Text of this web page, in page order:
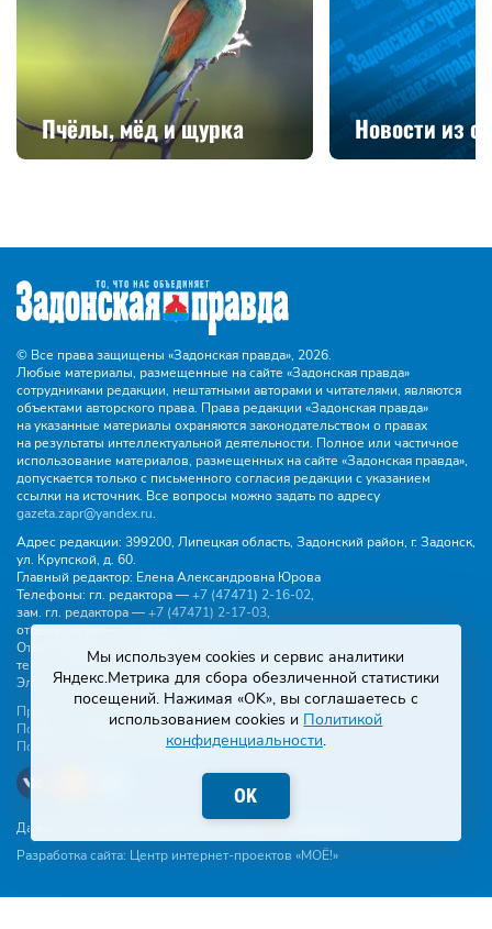
Пчёлы, мёд и щурка Новости из
© Все права защищены «Задонская правда», 2026.
Любые материалы, размещенные на сайте «Задонская правда»
сотрудниками редакции, нештатными авторами и читателями, являются
объектами авторского права. Права редакции «Задонская правда»
на указанные материалы охраняются законодательством о правах
на результаты интеллектуальной деятельности. Полное или частичное
использование материалов, размещенных на сайте «Задонская правда»,
допускается только с письменного согласия редакции с указанием
ссылки на источник. Все вопросы можно задать по адресу
gazeta.zapr@yandex.ru.
Адрес редакции: 399200, Липецкая область, Задонский район, г. Задонск,
ул. Крупской, д. 60.
Главный редактор: Елена Александровна Юрова
Телефоны: гл. редактора —+7 (47471) 2‑16‑02,
зам. гл. редактора —+7 (47471) 2‑17‑03,
отдела писем —+7 (47471) 2‑11‑95.
Отдел рекламы и объявлений:
тел.
+7 (47471) 2‑43‑88, эл. почта -buh.gzp@yandex.ru
Эл. почта:gazeta.zapr@yandex.ru
Правила общения
Политика конфиденциальности
Пользовательское соглашение
Данные погоды предоставляются сервисом
Разработка сайта: Центр интернет-проектов «МОЁ!»
Мы используем cookies и сервис аналитики
Яндекс.Метрика для сбора обезличенной статистики
посещений. Нажимая «OK», вы соглашаетесь с
использованием cookies и Политикой
конфиденциальности.
OK